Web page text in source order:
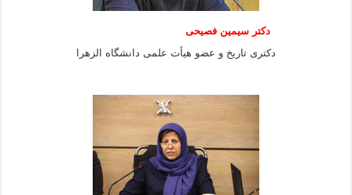
دکتر سیمین فصیحی
دکتری تاریخ و عضو هیأت علمی دانشگاه الزهرا